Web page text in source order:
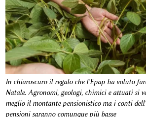
In chiaroscuro il regalo che l'Epap ha voluto
Natale. Agronomi, geologi, chimici e attuati si
meglio il montante pensionistico ma i conti
pensioni saranno comunque più basse